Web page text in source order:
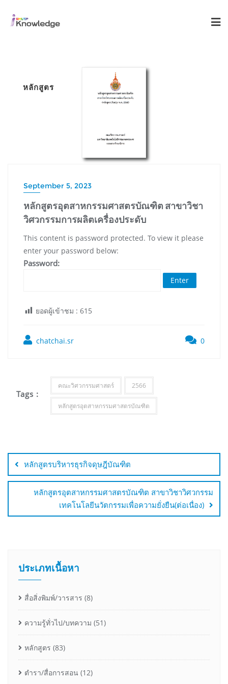
หลักสูตร
September 5, 2023
หลักสูตรอุตสาหกรรมศาสตรบัณฑิต สาขาวิชา
วิศวกรรมการผลิตเครื่องประดับ
This content is password protected. To view it please
enter your password below:
Password:
ยอดผู้เข้าชม : 615
chatchai.sr 0
Tags :
คณะวิศวกรรมศาสตร์ 2566
หลักสูตรอุตสาหกรรมศาสตรบัณฑิต
หลักสูตรบริหารธุรกิจดุษฎีบัณฑิต
หลักสูตรอุตสาหกรรมศาสตรบัณฑิต สาขาวิชาวิศวกรรม
เทคโนโลยีนวัตกรรมเพื่อความยั่งยืน(ต่อเนื่อง)
ประเภทเนื้อหา
สื่อสิ่งพิมพ์/วารสาร (8)
ความรู้ทั่วไป/บทความ (51)
หลักสูตร (83)
ตำรา/สื่อการสอน (12)